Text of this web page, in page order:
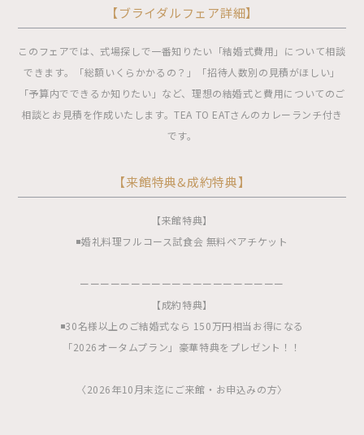
【ブライダルフェア詳細】
このフェアでは、式場探しで一番知りたい「結婚式費用」について相談
できます。「総額いくらかかるの？」「招待人数別の見積がほしい」
「予算内でできるか知りたい」など、理想の結婚式と費用についてのご
相談とお見積を作成いたします。TEA TO EATさんのカレーランチ付き
です。
【来館特典&成約特典】
【来館特典】
◾️婚礼料理フルコース試食会 無料ペアチケット
ーーーーーーーーーーーーーーーーーーーー
【成約特典】
◾️30名様以上のご結婚式なら 150万円相当お得になる
「2026オータムプラン」豪華特典をプレゼント！！
〈2026年10月末迄にご来館・お申込みの方〉